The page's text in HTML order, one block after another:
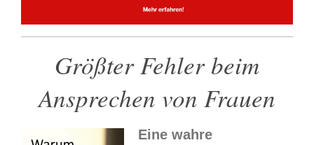
Größter Fehler beim
Ansprechen von Frauen
Eine wahre